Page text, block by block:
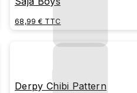
68,99 € TTC
Derpy Chibi Pattern